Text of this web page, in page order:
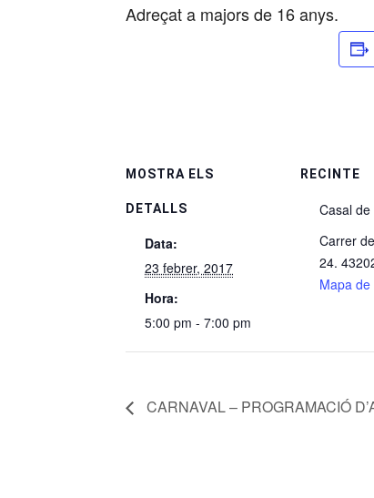
Adreçat a majors de 16 anys.
MOSTRA ELS
DETALLS
Data:
23 febrer, 2017
Hora:
5:00 pm - 7:00 pm
RECINTE
Casal
Carrer
24.
Mapa
CARNAVAL – PROGRAMACIÓ